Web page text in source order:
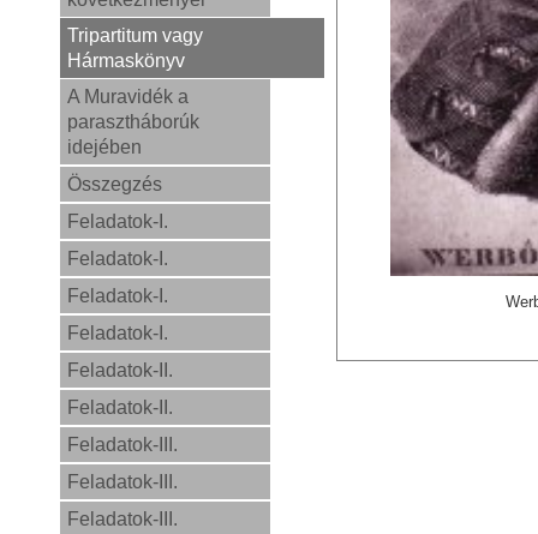
Tripartitum vagy
Hármaskönyv
A Muravidék a
parasztháborúk
idejében
Összegzés
Feladatok-I.
Feladatok-I.
Feladatok-I.
Feladatok-I.
Feladatok-II.
Feladatok-II.
Feladatok-III.
Feladatok-III.
Feladatok-III.